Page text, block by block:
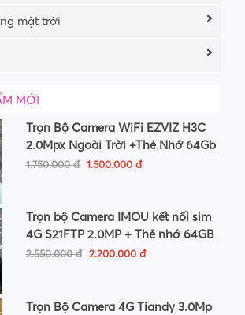
mặt trời
MỚI
Trọn Bộ Camera WiFi EZVIZ H3C
2.0Mpx Ngoài Trời +Thẻ Nhớ 64Gb
1.750.000 đ 1.500.000 đ
Trọn bộ Camera IMOU kết nối sim
4G S21FTP 2.0MP + Thẻ nhớ 64GB
2.550.000 đ 2.200.000 đ
Trọn Bộ Camera 4G Tiandy 3.0Mp